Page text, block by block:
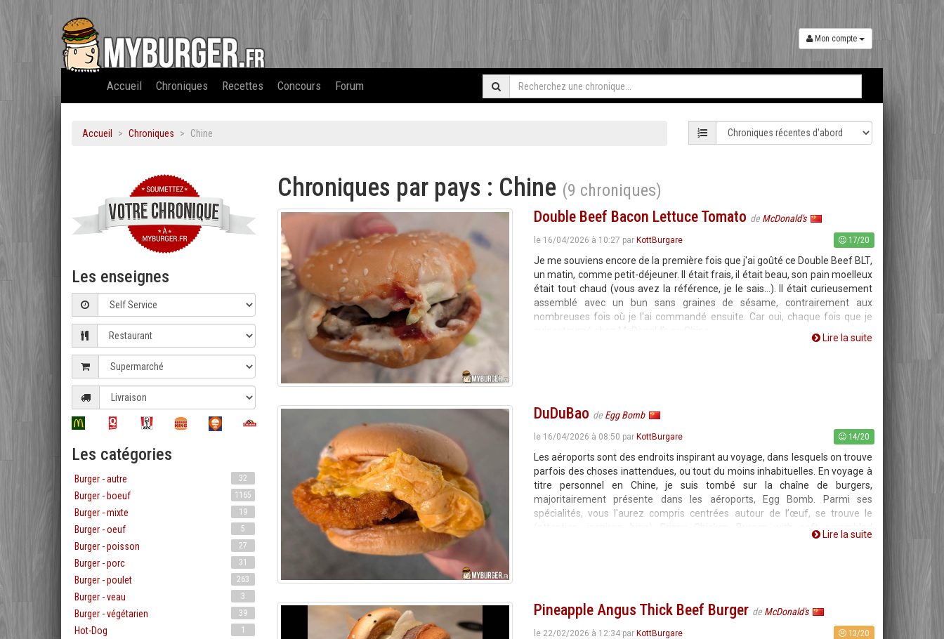
Mon compte
Accueil Chroniques Recettes Concours Forum
Accueil Chroniques Chine
Les enseignes
Les catégories
32
Burger - autre
1165
Burger - boeuf
19
Burger - mixte
5
Burger - oeuf
27
Burger - poisson
31
Burger - porc
263
Burger - poulet
3
Burger - veau
39
Burger - végétarien
1
Hot-Dog
Chroniques par pays : Chine (9 chroniques)
Double Beef Bacon Lettuce Tomato de McDonald's
le 16/04/2026 à 10:27 par KottBurgare 17/20
Je me souviens encore de la première fois que j'ai goûté ce Double Beef BLT,
un matin, comme petit-déjeuner. Il était frais, il était beau, son pain moelleux
était tout chaud (vous avez la référence, je le sais…). Il était curieusement
assemblé avec un bun sans graines de sésame, contrairement aux
nombreuses fois où je l'ai commandé ensuite. Car oui, chaque fois que je
Lire la suite
DuDuBao de Egg Bomb
le 16/04/2026 à 08:50 par KottBurgare 14/20
Les aéroports sont des endroits inspirant au voyage, dans lesquels on trouve
parfois des choses inattendues, ou tout du moins inhabituelles. En voyage à
titre personnel en Chine, je suis tombé sur la chaîne de burgers,
majoritairement présente dans les aéroports, Egg Bomb. Parmi ses
spécialités, vous l'aurez compris centrées autour de l’œuf, se trouve le
Lire la suite
Pineapple Angus Thick Beef Burger de McDonald's
le 22/02/2026 à 12:34 par KottBurgare 13/20